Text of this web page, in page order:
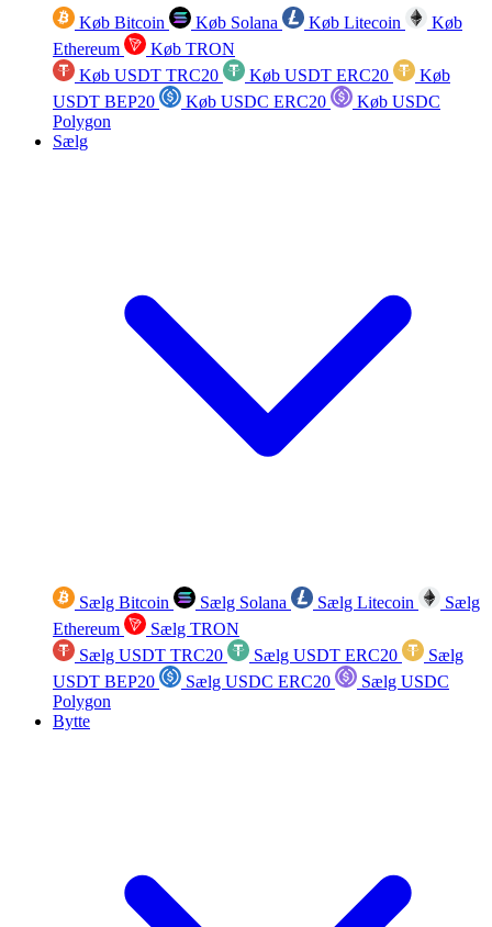
Køb Bitcoin Køb Solana Køb Litecoin
Køb
Ethereum
Køb TRON
Køb USDT TRC20
Køb USDT ERC20
Køb
USDT BEP20
Køb USDC ERC20
Køb USDC
Polygon
Sælg
Sælg Bitcoin Sælg Solana Sælg Litecoin
Sælg
Ethereum
Sælg TRON
Sælg USDT TRC20
Sælg USDT ERC20
Sælg
USDT BEP20
Sælg USDC ERC20
Sælg USDC
Polygon
Bytte